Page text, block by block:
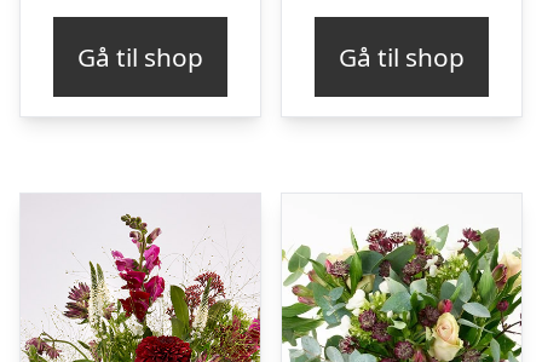
Gå til shop Gå til shop